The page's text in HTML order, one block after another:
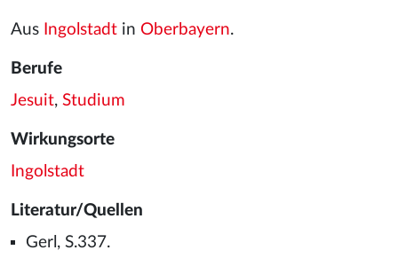
Aus Ingolstadt in Oberbayern.
Berufe
Jesuit, Studium
Wirkungsorte
Ingolstadt
Literatur/Quellen
Gerl, S.337.